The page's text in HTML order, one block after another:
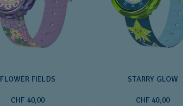
FLOWER FIELDS
CHF 40,00
STARRY GLOW
CHF 40,00